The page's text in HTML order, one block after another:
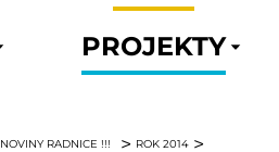
PROJEKTY
NOVINY RADNICE !!! ROK 2014